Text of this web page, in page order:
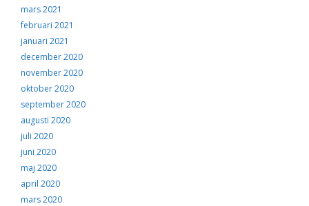
mars 2021
februari 2021
januari 2021
december 2020
november 2020
oktober 2020
september 2020
augusti 2020
juli 2020
juni 2020
maj 2020
april 2020
mars 2020